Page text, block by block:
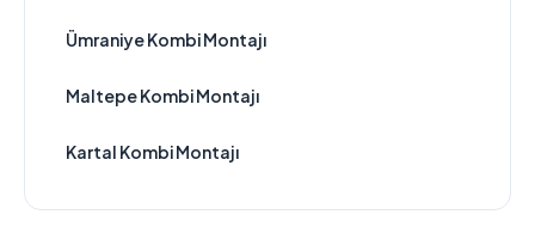
Ümraniye Kombi Montajı
Maltepe Kombi Montajı
Kartal Kombi Montajı